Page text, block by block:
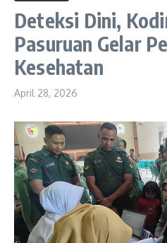
Deteksi Dini,
Pasuruan Gelar
Kesehatan
April 28, 2026